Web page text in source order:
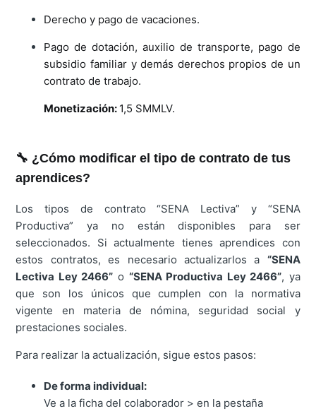
Derecho y pago de vacaciones.
Pago de dotación, auxilio de transporte, pago de
subsidio familiar y demás derechos propios de un
contrato de trabajo.
Monetización: 1,5 SMMLV.
🔧 ¿Cómo modificar el tipo de contrato de tus
aprendices?
Los tipos de contrato “SENA Lectiva” y “SENA
Productiva” ya no están disponibles para ser
seleccionados. Si actualmente tienes aprendices con
estos contratos, es necesario actualizarlos a “SENA
Lectiva Ley 2466” o “SENA Productiva Ley 2466”, ya
que son los únicos que cumplen con la normativa
vigente en materia de nómina, seguridad social y
prestaciones sociales.
Para realizar la actualización, sigue estos pasos:
De forma individual:
Ve a la ficha del colaborador > en la pestaña